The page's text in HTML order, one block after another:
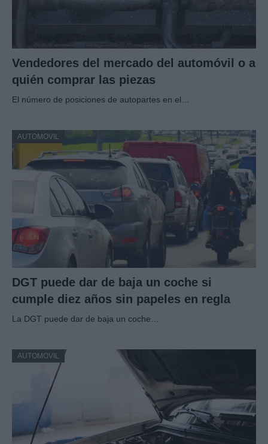
Vendedores del mercado del automóvil o a
quién comprar las piezas
El número de posiciones de autopartes en el…
AUTOMOVIL
DGT puede dar de baja un coche si
cumple diez años sin papeles en regla
La DGT puede dar de baja un coche…
AUTOMOVIL